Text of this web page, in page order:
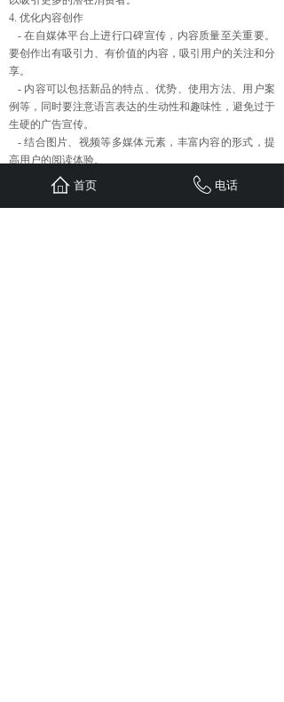
4. 优化内容创作
- 在自媒体平台上进行口碑宣传，内容质量至关重要。
要创作出有吸引力、有价值的内容，吸引用户的关注和分
享。
- 内容可以包括新品的特点、优势、使用方法、用户案
例等，同时要注意语言表达的生动性和趣味性，避免过于
生硬的广告宣传。
- 结合图片、视频等多媒体元素，丰富内容的形式，提
高用户的阅读体验。
5. 及时回复用户反馈
- 关注用户在自媒体平台上的反馈和评论，及时回复用
首页 电话